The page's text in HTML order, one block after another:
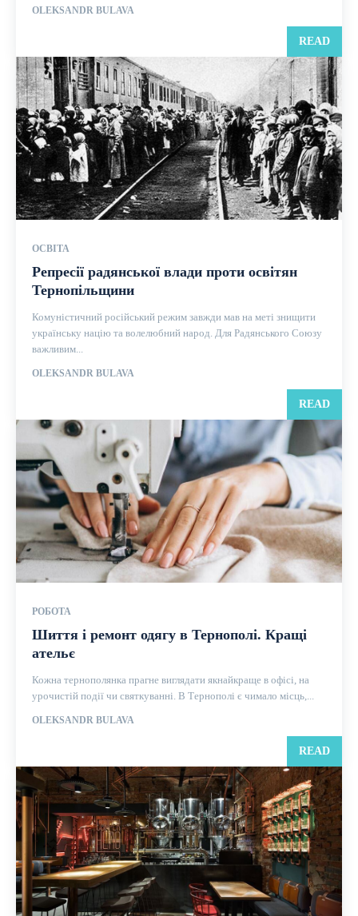
OLEKSANDR BULAVA
READ
ОСВІТА
Репресії радянської влади проти освітян
Тернопільщини
Комуністичний російський режим завжди мав на меті знищити
українську націю та волелюбний народ. Для Радянського Союзу
важливим...
OLEKSANDR BULAVA
READ
РОБОТА
Шиття і ремонт одягу в Тернополі. Кращі
ательє
Кожна тернополянка прагне виглядати якнайкраще в офісі, на
урочистій події чи святкуванні. В Тернополі є чимало місць,...
OLEKSANDR BULAVA
READ